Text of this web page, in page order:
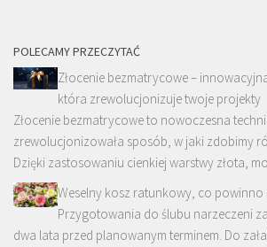
POLECAMY PRZECZYTAĆ
Złocenie bezmatrycowe –
która zrewolucjonizuje twoje projekty
Złocenie bezmatrycowe to nowoczesna
zrewolucjonizowała sposób, w jaki zdobimy
Dzięki zastosowaniu cienkiej warstwy złota,
Weselny kosz ratunkowy, co powinno
Przygotowania do ślubu narzeczeni
dwa lata przed planowanym terminem. Do